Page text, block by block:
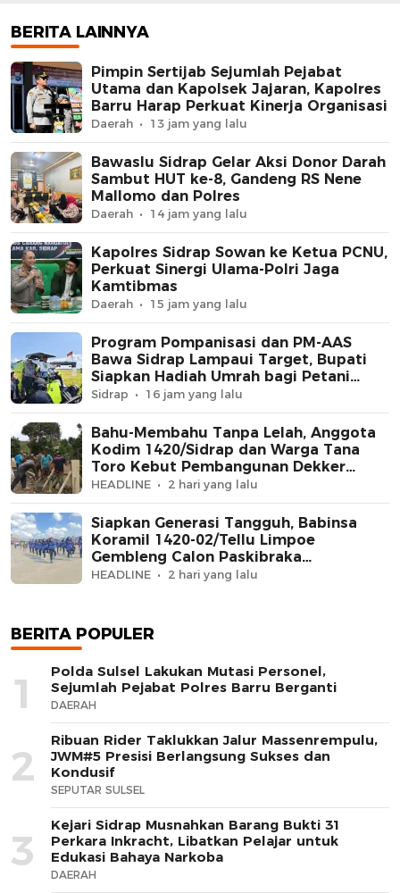
BERITA LAINNYA
Pimpin Sertijab Sejumlah Pejabat
Utama dan Kapolsek Jajaran, Kapolres
Barru Harap Perkuat Kinerja Organisasi
Daerah 13 jam yang lalu
Bawaslu Sidrap Gelar Aksi Donor Darah
Sambut HUT ke-8, Gandeng RS Nene
Mallomo dan Polres
Daerah 14 jam yang lalu
Kapolres Sidrap Sowan ke Ketua PCNU,
Perkuat Sinergi Ulama-Polri Jaga
Kamtibmas
Daerah 15 jam yang lalu
Program Pompanisasi dan PM-AAS
Bawa Sidrap Lampaui Target, Bupati
Siapkan Hadiah Umrah bagi Petani
Berprestasi
Sidrap 16 jam yang lalu
Bahu-Membahu Tanpa Lelah, Anggota
Kodim 1420/Sidrap dan Warga Tana
Toro Kebut Pembangunan Dekker
Jembatan Beton
HEADLINE 2 hari yang lalu
Siapkan Generasi Tangguh, Babinsa
Koramil 1420-02/Tellu Limpoe
Gembleng Calon Paskibraka
Kecamatan
HEADLINE 2 hari yang lalu
BERITA POPULER
1
Polda Sulsel Lakukan Mutasi Personel,
Sejumlah Pejabat Polres Barru Berganti
DAERAH
2
Ribuan Rider Taklukkan Jalur Massenrempulu,
JWM#5 Presisi Berlangsung Sukses dan
Kondusif
SEPUTAR SULSEL
3
Kejari Sidrap Musnahkan Barang Bukti 31
Perkara Inkracht, Libatkan Pelajar untuk
Edukasi Bahaya Narkoba
DAERAH